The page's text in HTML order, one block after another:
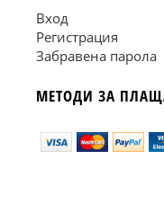
Вход
Регистрация
Забравена парола
МЕТОДИ ЗА